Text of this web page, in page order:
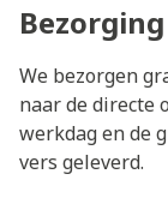
We bezorgen
naar de directe
werkdag en de
vers geleverd.